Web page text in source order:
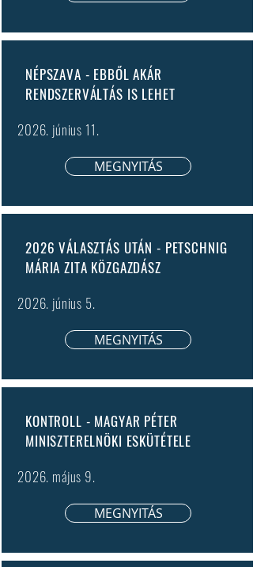
NÉPSZAVA - EBBŐL AKÁR
RENDSZERVÁLTÁS IS LEHET
2026. június 11.
MEGNYITÁS
2026 VÁLASZTÁS UTÁN - PETSCHNIG
MÁRIA ZITA KÖZGAZDÁSZ
2026. június 5.
MEGNYITÁS
KONTROLL - MAGYAR PÉTER
MINISZTERELNÖKI ESKÜTÉTELE
2026. május 9.
MEGNYITÁS